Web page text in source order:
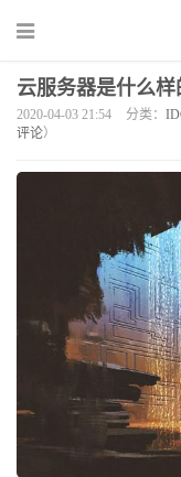
云服务器是什么样
2020-04-03 21:54 分类：
评论）